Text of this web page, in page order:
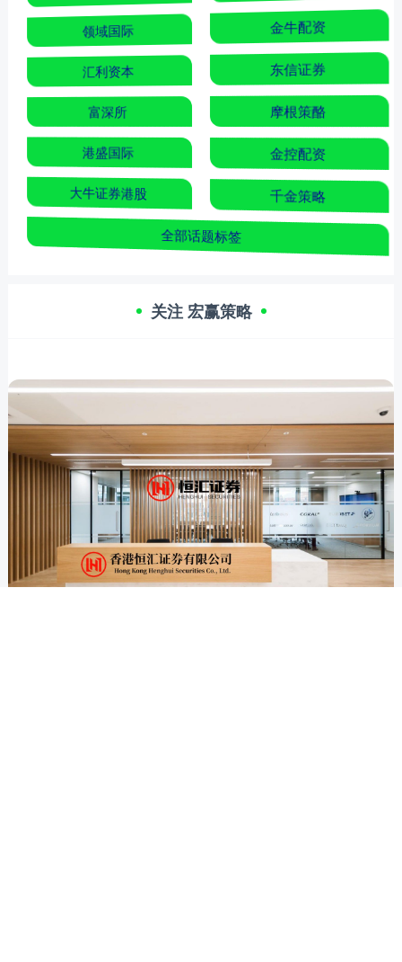
领域国际 金牛配资
汇利资本 东信证券
富深所 摩根策酪
港盛国际 金控配资
大牛证券港股 千金策略
全部话题标签
关注 宏赢策略